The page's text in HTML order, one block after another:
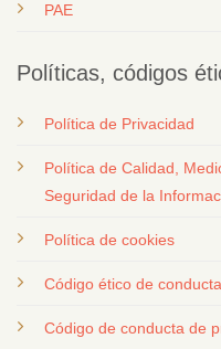
PAE
Políticas, códigos
Política de Privacidad
Política de Calidad,
Seguridad de la
Política de cookies
Código ético de conducta
Código de conducta de